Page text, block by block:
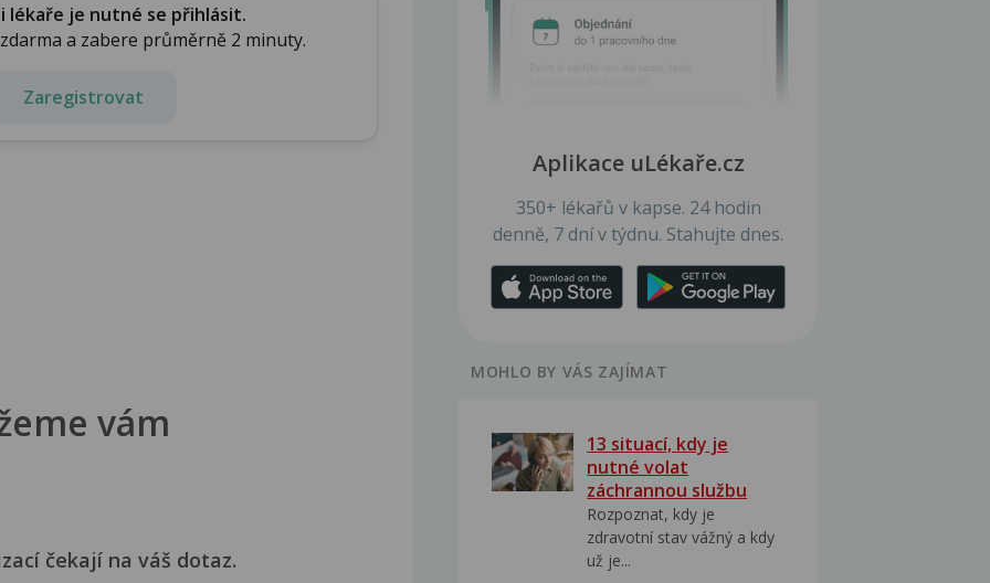
lékaře je nutné se přihlásit.
a zabere průměrně 2 minuty.
Zaregistrovat
vám
čekají na váš dotaz.
Aplikace uLékaře.cz
350+ lékařů v kapse. 24 hodin
denně, 7 dní v týdnu. Stahujte dnes.
MOHLO BY VÁS ZAJÍMAT
13 situací, kdy je
nutné volat
záchrannou službu
Rozpoznat, kdy je
zdravotní stav vážný a kdy
už je...